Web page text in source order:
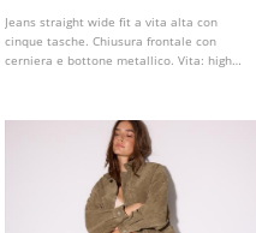
Jeans straight wide fit a vita alta con
cinque tasche. Chiusura frontale con
cerniera e bottone metallico. Vita: high
aderenti in vita vita, gamba dritta